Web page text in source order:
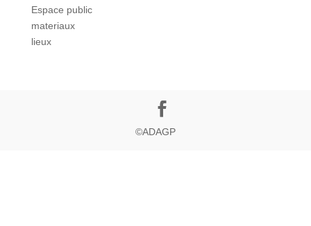
Espace public
materiaux
lieux
©ADAGP